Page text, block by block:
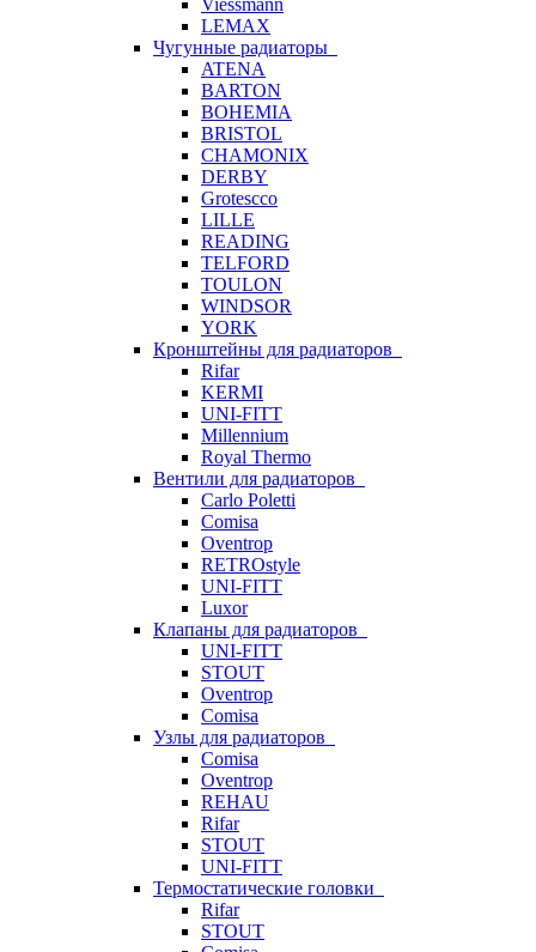
Viessmann
LEMAX
Чугунные радиаторы
ATENA
BARTON
BOHEMIA
BRISTOL
CHAMONIX
DERBY
Grotescco
LILLE
READING
TELFORD
TOULON
WINDSOR
YORK
Кронштейны для радиаторов
Rifar
KERMI
UNI-FITT
Millennium
Royal Thermo
Вентили для радиаторов
Carlo Poletti
Comisa
Oventrop
RETROstyle
UNI-FITT
Luxor
Клапаны для радиаторов
UNI-FITT
STOUT
Oventrop
Comisa
Узлы для радиаторов
Comisa
Oventrop
REHAU
Rifar
STOUT
UNI-FITT
Термостатические головки
Rifar
STOUT